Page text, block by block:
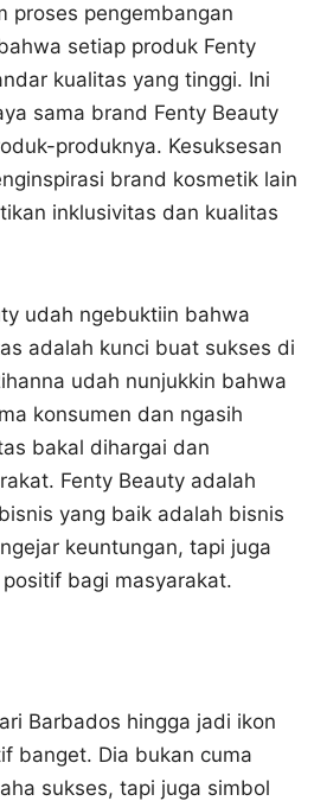
proses pengembangan
setiap produk Fenty
kualitas yang tinggi. Ini
sama brand Fenty Beauty
produknya. Kesuksesan
brand kosmetik lain
inklusivitas dan kualitas
udah ngebuktiin bahwa
adalah kunci buat sukses di
udah nunjukkin bahwa
konsumen dan ngasih
bakal dihargai dan
Fenty Beauty adalah
yang baik adalah bisnis
keuntungan, tapi juga
bagi masyarakat.
Barbados hingga jadi ikon
banget. Dia bukan cuma
sukses, tapi juga simbol